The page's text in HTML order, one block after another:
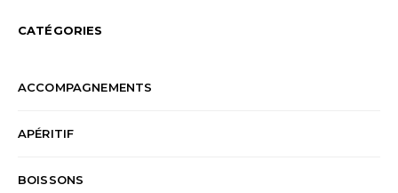
CATÉGORIES
ACCOMPAGNEMENTS
APÉRITIF
BOISSONS